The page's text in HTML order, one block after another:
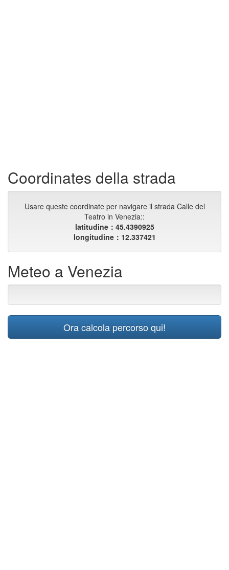
Coordinates della strada
Usare queste coordinate per navigare il strada Calle del
Teatro in Venezia::
latitudine：45.4390925
longitudine：12.337421
Meteo a Venezia
Ora calcola percorso qui!